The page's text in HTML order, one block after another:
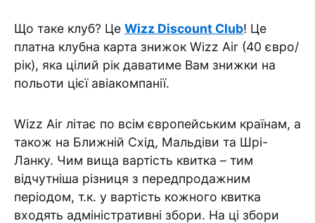
Що таке клуб? Це Wizz Discount Club! Це
платна клубна карта знижок Wizz Air (40 євро/
рік), яка цілий рік даватиме Вам знижки на
польоти цієї авіакомпанії.
Wizz Air літає по всім європейським країнам, а
також на Ближній Схід, Мальдіви та Шрі-
Ланку. Чим вища вартість квитка – тим
відчутніша різниця з передпродажним
періодом, т.к. у вартість кожного квитка
входять адміністративні збори. На ці збори